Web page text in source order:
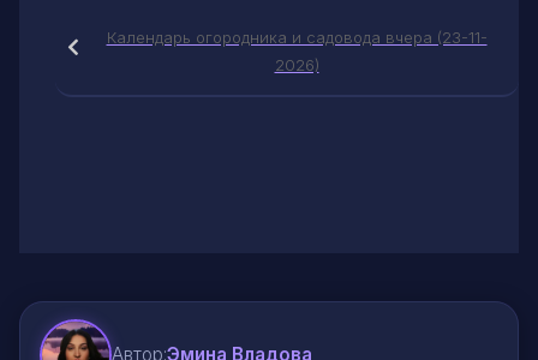
Календарь огородника и садовода вчера (23-11-
2026)
Автор:Эмина Владова